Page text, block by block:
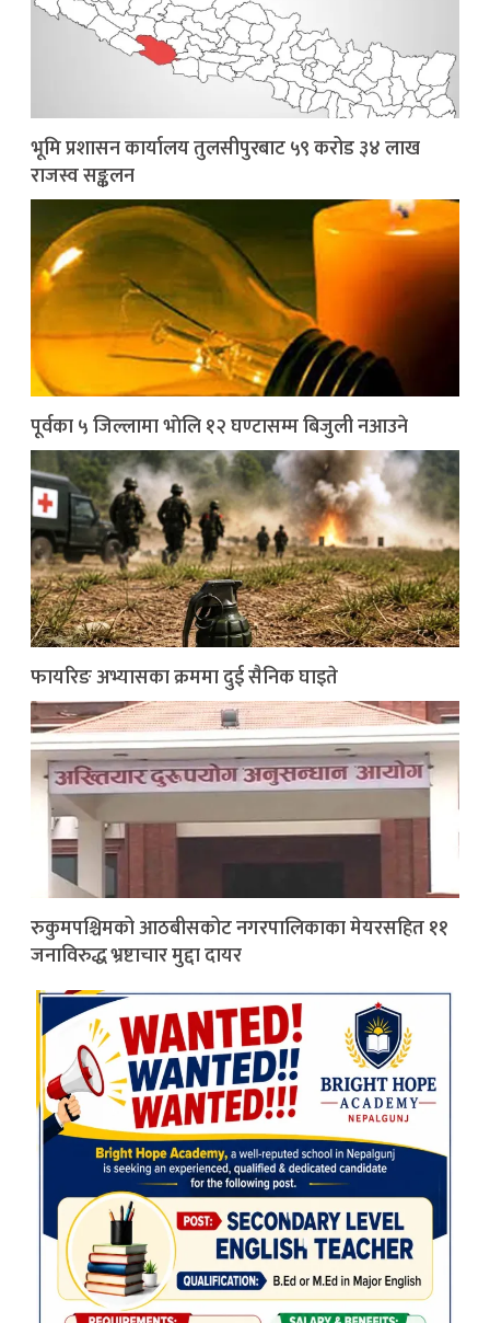
भूमि प्रशासन कार्यालय तुलसीपुरबाट ५९ करोड ३४ लाख
राजस्व सङ्कलन
पूर्वका ५ जिल्लामा भाेलि १२ घण्टासम्म बिजुली नआउने
फायरिङ अभ्यासका क्रममा दुई सैनिक घाइते
रुकुमपश्चिमको आठबीसकोट नगरपालिकाका मेयरसहित ११
जनाविरुद्ध भ्रष्टाचार मुद्दा दायर